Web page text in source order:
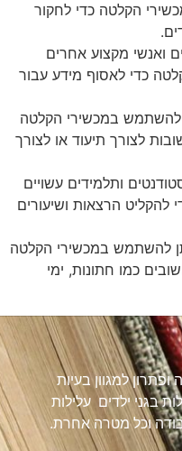
הקלטה כדי לחקור
ואנשי מקצוע אחרים
כדי לאסוף מידע עבור
להשתמש במכשירי הקלטה
לצורך תיעוד או לצורך
ותלמידים עשויים
הרצאות ושיעורים
להשתמש במכשירי הקלטה
כמו חתונות, ימי
למגוון בעיות
בגני ילדים עלילות
וכל מטרה אחרת.